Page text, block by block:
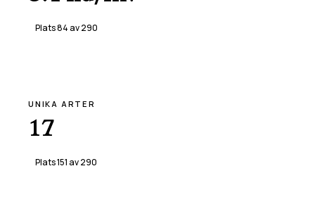
Plats84 av290
UNIKA ARTER
17
Plats151 av290